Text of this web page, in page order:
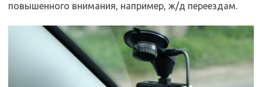
повышенного внимания, например, ж/д переездам.